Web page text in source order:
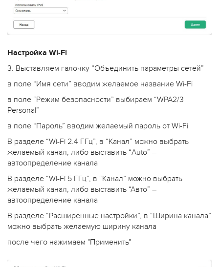
Настройка Wi-Fi
3. Выставляем галочку “Объединить параметры сетей”
в поле “Имя сети” вводим желаемое название Wi-Fi
в поле “Режим безопасности” выбираем “WPA2/3
Personal”
в поле “Пароль” вводим желаемый пароль от Wi-Fi
В разделе “Wi-Fi 2.4 ГГц”, в “Канал” можно выбрать
желаемый канал, либо выставить “Auto” –
автоопределение канала
В разделе “Wi-Fi 5 ГГц”, в “Канал” можно выбрать
желаемый канал, либо выставить “Авто” –
автоопределение канала
В разделе “Расширенные настройки”, в “Ширина канала”
можно выбрать желаемую ширину канала
после чего нажимаем "Применить"